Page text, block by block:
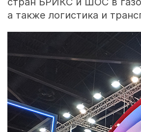
а также логистика и